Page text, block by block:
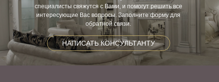
специалисты свяжутся с Вами, и помогут решить все
интересующие Вас вопросы. Заполните форму для
обратной связи.
НАПИСАТЬ КОНСУЛЬТАНТУ